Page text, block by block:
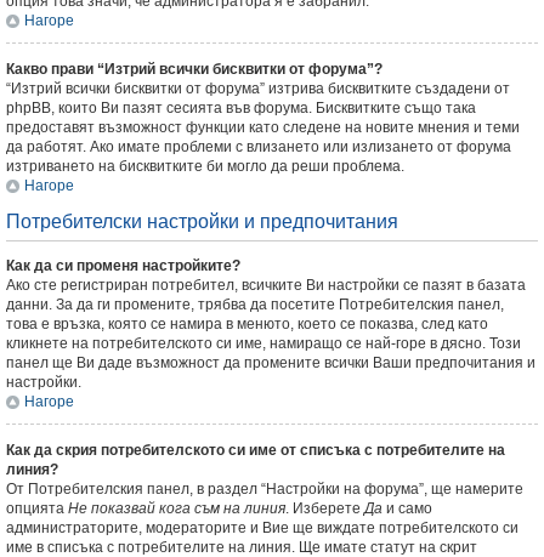
Нагоре
Какво прави “Изтрий всички бисквитки от форума”?
“Изтрий всички бисквитки от форума” изтрива бисквитките създадени от
phpBB, които Ви пазят сесията във форума. Бисквитките също така
предоставят възможност функции като следене на новите мнения и теми
да работят. Ако имате проблеми с влизането или излизането от форума
изтриването на бисквитките би могло да реши проблема.
Нагоре
Потребителски настройки и предпочитания
Как да си променя настройките?
Ако сте регистриран потребител, всичките Ви настройки се пазят в базата
данни. За да ги промените, трябва да посетите Потребителския панел,
това е връзка, която се намира в менюто, което се показва, след като
кликнете на потребителското си име, намиращо се най-горе в дясно. Този
панел ще Ви даде възможност да промените всички Ваши предпочитания и
настройки.
Нагоре
Как да скрия потребителското си име от списъка с потребителите на
линия?
От Потребителския панел, в раздел “Настройки на форума”, ще намерите
опцията Не показвай кога съм на линия. ИзберетеДа и само
администраторите, модераторите и Вие ще виждате потребителското си
име в списъка с потребителите на линия. Ще имате статут на скрит